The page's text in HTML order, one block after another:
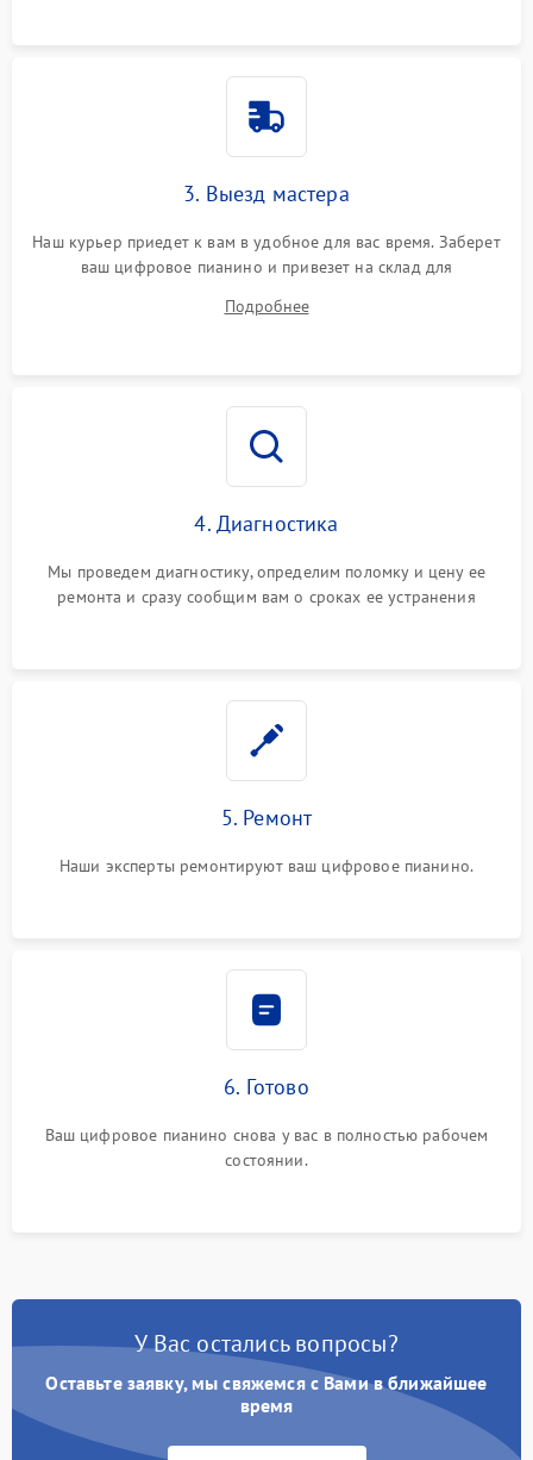
3. Выезд мастера
Наш курьер приедет к вам в удобное для вас время. Заберет
ваш цифровое пианино и привезет на склад для
Подробнее
4. Диагностика
Мы проведем диагностику, определим поломку и цену ее
ремонта и сразу сообщим вам о сроках ее устранения
5. Ремонт
Наши эксперты ремонтируют ваш цифровое пианино.
6. Готово
Ваш цифровое пианино снова у вас в полностью рабочем
состоянии.
У Вас остались вопросы?
Оставьте заявку, мы свяжемся с Вами в ближайшее
время